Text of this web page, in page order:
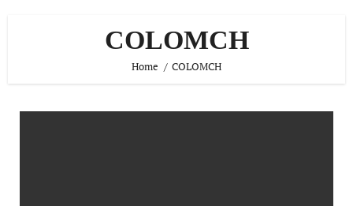
COLOMCH
Home COLOMCH